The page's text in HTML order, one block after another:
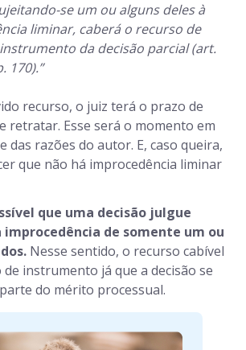
se um ou alguns deles à
liminar, caberá o recurso de
da decisão parcial (art.
170).”
recurso, o juiz terá o prazo de
retratar. Esse será o momento em
das razões do autor. E, caso queira,
que não há improcedência liminar
que uma decisão julgue
de somente um ou
Nesse sentido, o recurso cabível
instrumento já que a decisão se
do mérito processual.